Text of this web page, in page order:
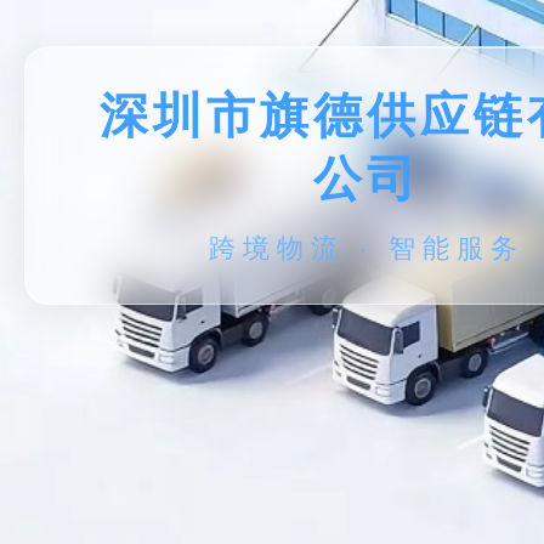
深圳市旗德供应链
公司
跨境物流 · 智能服务